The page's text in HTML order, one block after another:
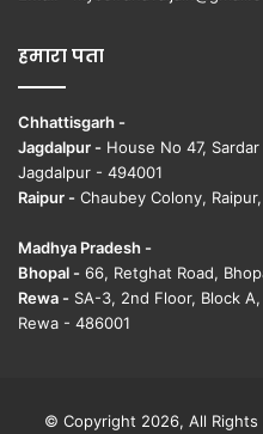
हमारा पता
Chhattisgarh -
Jagdalpur - House No 47,
Jagdalpur - 494001
Raipur - Chaubey Colony,
Madhya Pradesh -
Bhopal - 66, Retghat Road,
Rewa - SA-3, 2nd Floor, Block
Rewa - 486001
© Copyright 2026, All Rights